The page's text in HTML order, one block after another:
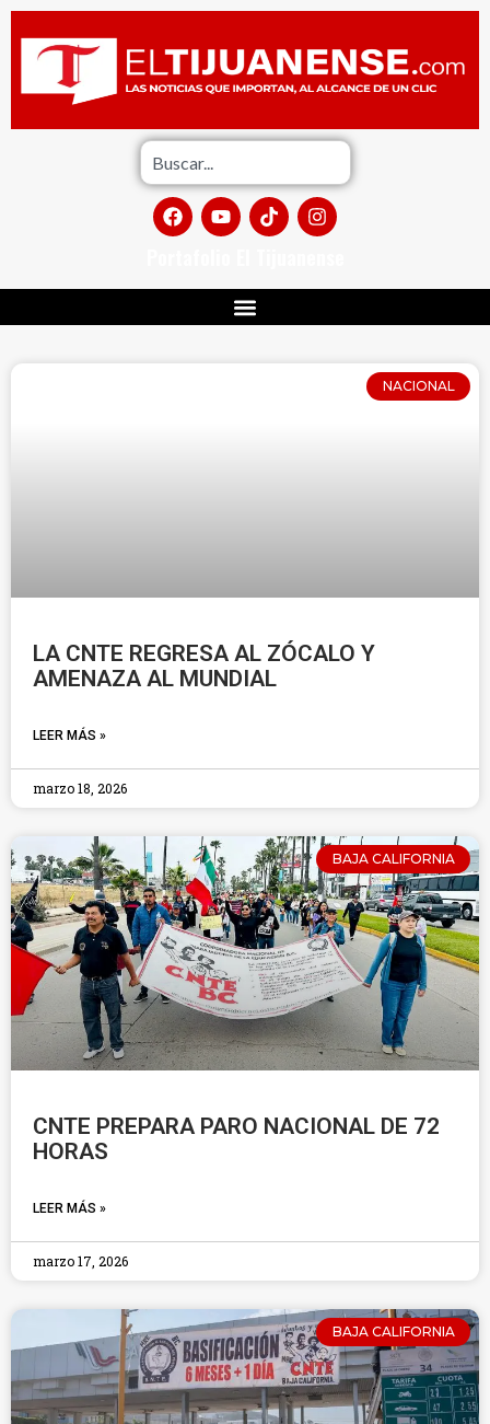
NACIONAL
LA CNTE REGRESA AL ZÓCALO Y
AMENAZA AL MUNDIAL
LEER MÁS »
marzo 18, 2026
BAJA CALIFORNIA
CNTE PREPARA PARO NACIONAL DE 72
HORAS
LEER MÁS »
marzo 17, 2026
BAJA CALIFORNIA